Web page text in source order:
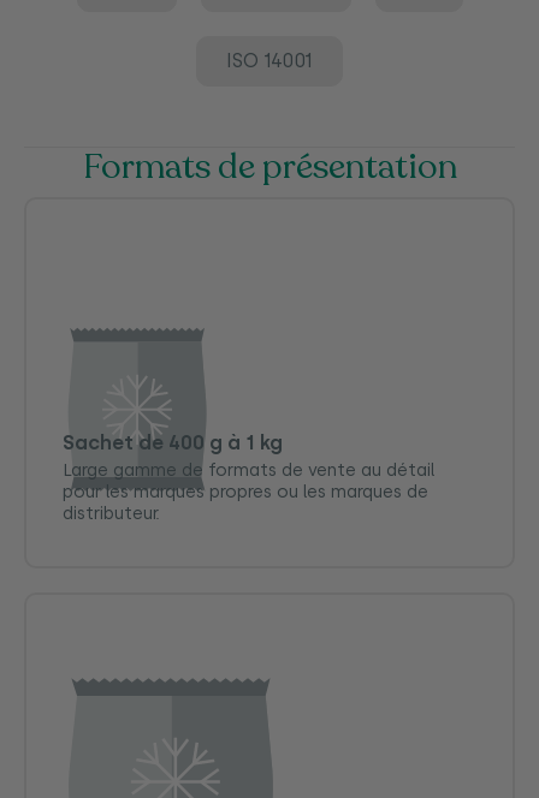
ISO 14001
Formats de présentation
Sachet de 400 g à 1 kg
Large gamme de formats de vente au détail
pour les marques propres ou les marques de
distributeur.